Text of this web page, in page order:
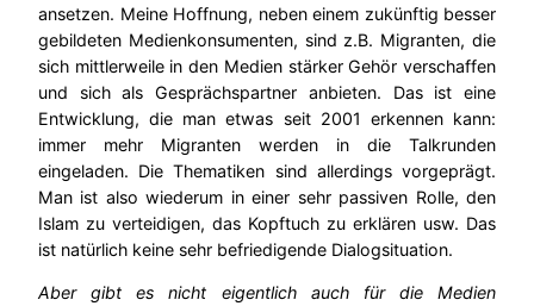
ansetzen. Meine Hoffnung, neben einem zukünftig besser
gebildeten Medienkonsumenten, sind z.B. Migranten, die
sich mittlerweile in den Medien stärker Gehör verschaffen
und sich als Gesprächspartner anbieten. Das ist eine
Entwicklung, die man etwas seit 2001 erkennen kann:
immer mehr Migranten werden in die Talkrunden
eingeladen. Die Thematiken sind allerdings vorgeprägt.
Man ist also wiederum in einer sehr passiven Rolle, den
Islam zu verteidigen, das Kopftuch zu erklären usw. Das
ist natürlich keine sehr befriedigende Dialogsituation.
Aber gibt es nicht eigentlich auch für die Medien